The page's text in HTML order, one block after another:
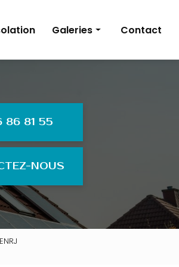
Galeries Contact
86 81 55
NOUS